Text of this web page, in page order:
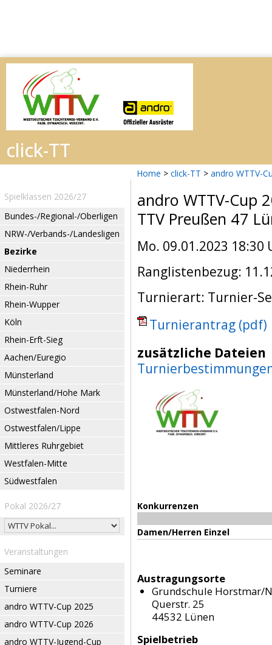
Home > click-TT > andro WTTV-
Spielklassen 2026/27
Bundes-/Regional-/Oberligen
NRW-/Verbands-/Landesligen
Bezirke
Niederrhein
Rhein-Ruhr
Rhein-Wupper
Köln
Rhein-Erft-Sieg
Aachen/Euregio
Münsterland
Münsterland/Hohe Mark
Ostwestfalen-Nord
Ostwestfalen/Lippe
Mittleres Ruhrgebiet
Westfalen-Mitte
Südwestfalen
Pokal 2026/27
Veranstaltungen
Seminare
Turniere
andro WTTV-Cup 2025
andro WTTV-Cup 2026
andro WTTV-Jugend-Cup
andro WTTV-Cup
TTV Preußen 47
Mo. 09.01.2023 18:30
Ranglistenbezug:
Turnierart: Turnier-
Turnierantrag (pdf)
zusätzliche Dateien
Konkurrenzen
Damen/Herren Einzel
Austragungsorte
Grundschule Horstmar/
Querstr. 25
44532 Lünen
Spielbetrieb